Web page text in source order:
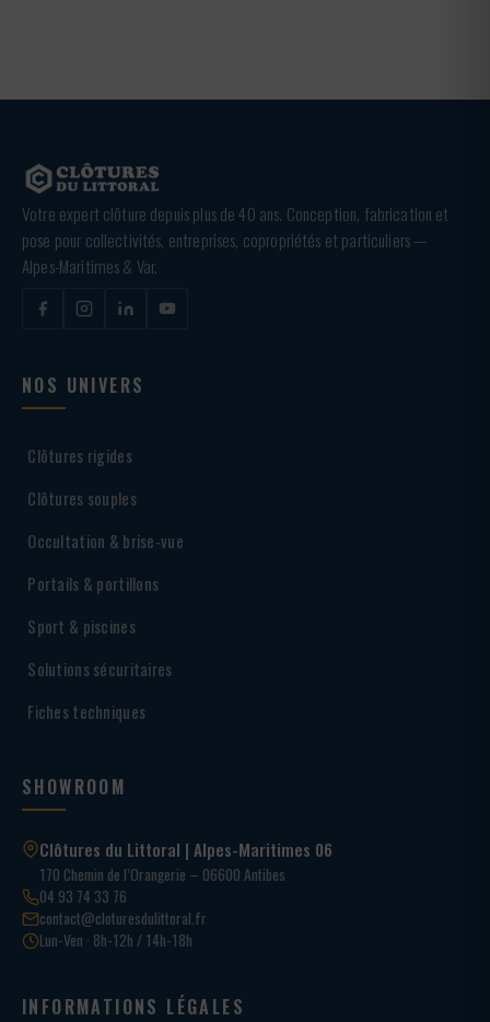
Votre expert clôture depuis plus de 40 ans. Conception, fabrication et
pose pour collectivités, entreprises, copropriétés et particuliers —
Alpes-Maritimes & Var.
NOS UNIVERS
Clôtures rigides
Clôtures souples
Occultation & brise-vue
Portails & portillons
Sport & piscines
Solutions sécuritaires
Fiches techniques
SHOWROOM
Clôtures du Littoral | Alpes-Maritimes 06
170 Chemin de l’Orangerie – 06600 Antibes
04 93 74 33 76
contact@cloturesdulittoral.fr
Lun-Ven · 8h-12h / 14h-18h
INFORMATIONS LÉGALES